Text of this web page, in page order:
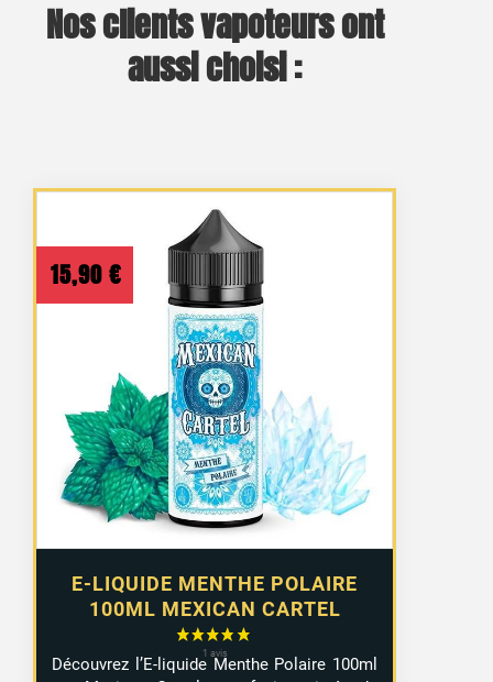
Nos clients vapoteurs ont
aussi choisi :
E-LIQUIDE MENTHE POLAIRE
100ML MEXICAN CARTEL
15,90 €
Découvrez l’E-liquide Menthe Polaire 100ml